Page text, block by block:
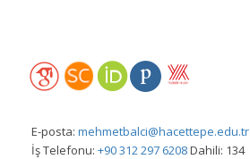
E-posta: mehmetbalci@hacettepe.edu.tr
İş Telefonu: +90 312 297 6208Dahili: 134